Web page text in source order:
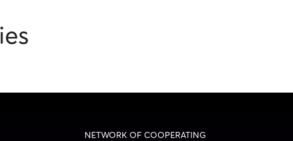
NETWORK OF COOPERATING